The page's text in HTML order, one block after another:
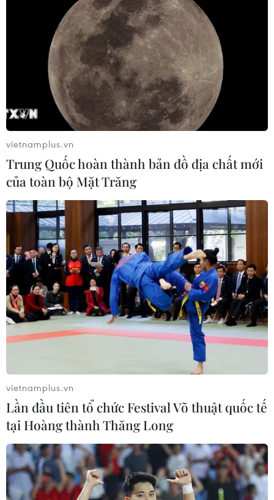
vietnamplus.vn
Trung Quốc hoàn thành bản đồ địa chất mới
của toàn bộ Mặt Trăng
vietnamplus.vn
Lần đầu tiên tổ chức Festival Võ thuật quốc tế
tại Hoàng thành Thăng Long